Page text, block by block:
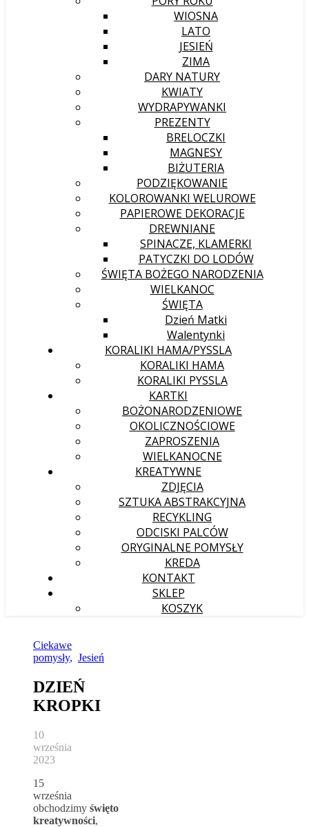
WIOSNA
LATO
JESIEŃ
ZIMA
DARY NATURY
KWIATY
WYDRAPYWANKI
PREZENTY
BRELOCZKI
MAGNESY
BIŻUTERIA
PODZIĘKOWANIE
KOLOROWANKI WELUROWE
PAPIEROWE DEKORACJE
DREWNIANE
SPINACZE, KLAMERKI
PATYCZKI DO LODÓW
ŚWIĘTA BOŻEGO NARODZENIA
WIELKANOC
ŚWIĘTA
Dzień Matki
Walentynki
KORALIKI HAMA/PYSSLA
KORALIKI HAMA
KORALIKI PYSSLA
KARTKI
BOŻONARODZENIOWE
OKOLICZNOŚCIOWE
ZAPROSZENIA
WIELKANOCNE
KREATYWNE
ZDJĘCIA
SZTUKA ABSTRAKCYJNA
RECYKLING
ODCISKI PALCÓW
ORYGINALNE POMYSŁY
KREDA
KONTAKT
SKLEP
KOSZYK
Ciekawe
pomysły, Jesień
DZIEŃ
KROPKI
10
września
2023
15
września
obchodzimy święto
kreatywności,